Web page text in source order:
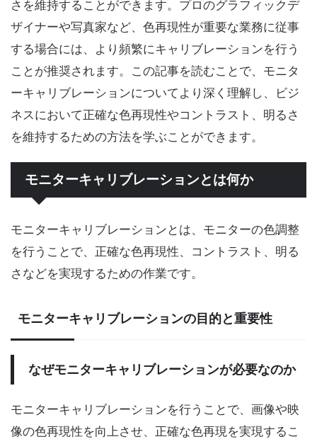
さを維持することができます。プロのグラフィックデ
ザイナーや写真家など、色再現性が重要な業務に従事
する場合には、より頻繁にキャリブレーションを行う
ことが推奨されます。この記事を読むことで、モニタ
ーキャリブレーションについてより深く理解し、ビジ
ネスにおいて正確な色再現性やコントラスト、明るさ
を維持するための方法を学ぶことができます。
モニターキャリブレーションとは何か
モニターキャリブレーションとは、モニターの色調整
を行うことで、正確な色再現性、コントラスト、明る
さなどを実現するための作業です。
モニターキャリブレーションの目的と重要性
なぜモニターキャリブレーションが必要なのか
モニターキャリブレーションを行うことで、画像や映
像の色再現性を向上させ、正確な色再現を実現するこ